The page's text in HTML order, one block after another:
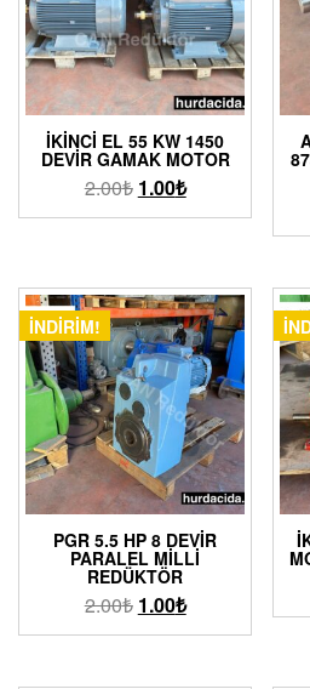
İKINCI EL 55 KW 1450
DEVIR GAMAK MOTOR
2.00₺ 1.00₺
İNDIRIM!
PGR 5.5 HP 8 DEVIR
PARALEL MILLI
REDÜKTÖR
2.00₺ 1.00₺